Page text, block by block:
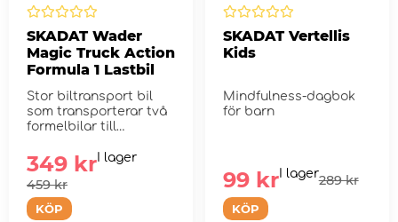
SKADAT Wader
Magic Truck Action
Formula 1 Lastbil
Stor biltransport bil
som transporterar två
formelbilar till
KÖP
459 kr
349 kr I lager
SKADAT Vertellis
Kids
Mindfulness-dagbok
för barn
KÖP
289 kr
99 krI lager